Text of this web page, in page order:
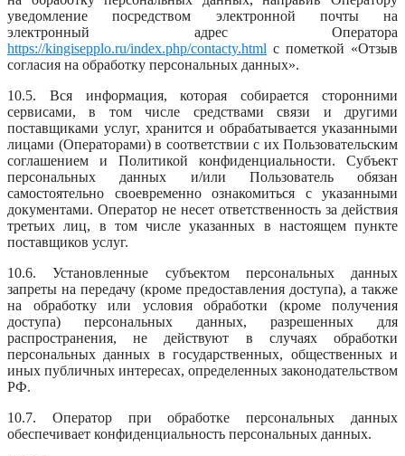
уведомление посредством электронной почты на
электронный адрес Оператора
https://kingisepplo.ru/index.php/contacty.html с пометкой «Отзыв
согласия на обработку персональных данных».
10.5. Вся информация, которая собирается сторонними
сервисами, в том числе средствами связи и другими
поставщиками услуг, хранится и обрабатывается указанными
лицами (Операторами) в соответствии с их Пользовательским
соглашением и Политикой конфиденциальности. Субъект
персональных данных и/или Пользователь обязан
самостоятельно своевременно ознакомиться с указанными
документами. Оператор не несет ответственность за действия
третьих лиц, в том числе указанных в настоящем пункте
поставщиков услуг.
10.6. Установленные субъектом персональных данных
запреты на передачу (кроме предоставления доступа), а также
на обработку или условия обработки (кроме получения
доступа) персональных данных, разрешенных для
распространения, не действуют в случаях обработки
персональных данных в государственных, общественных и
иных публичных интересах, определенных законодательством
РФ.
10.7. Оператор при обработке персональных данных
обеспечивает конфиденциальность персональных данных.